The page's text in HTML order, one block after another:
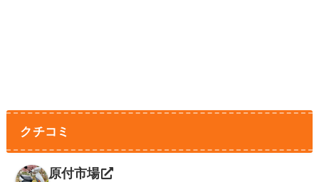
クチコミ
原付市場